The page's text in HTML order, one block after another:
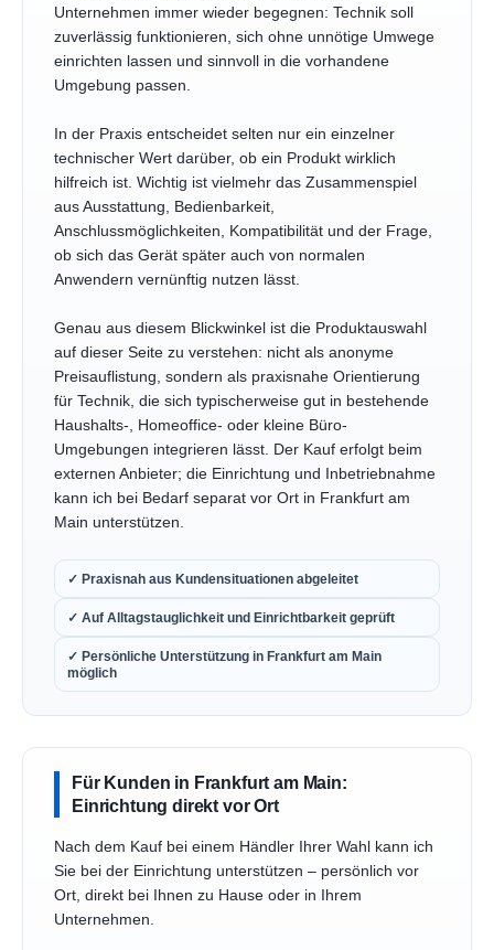
Unternehmen immer wieder begegnen: Technik soll
zuverlässig funktionieren, sich ohne unnötige Umwege
einrichten lassen und sinnvoll in die vorhandene
Umgebung passen.
In der Praxis entscheidet selten nur ein einzelner
technischer Wert darüber, ob ein Produkt wirklich
hilfreich ist. Wichtig ist vielmehr das Zusammenspiel
aus Ausstattung, Bedienbarkeit,
Anschlussmöglichkeiten, Kompatibilität und der Frage,
ob sich das Gerät später auch von normalen
Anwendern vernünftig nutzen lässt.
Genau aus diesem Blickwinkel ist die Produktauswahl
auf dieser Seite zu verstehen: nicht als anonyme
Preisauflistung, sondern als praxisnahe Orientierung
für Technik, die sich typischerweise gut in bestehende
Haushalts-, Homeoffice- oder kleine Büro-
Umgebungen integrieren lässt. Der Kauf erfolgt beim
externen Anbieter; die Einrichtung und Inbetriebnahme
kann ich bei Bedarf separat vor Ort in Frankfurt am
Main unterstützen.
✓ Praxisnah aus Kundensituationen abgeleitet
✓ Auf Alltagstauglichkeit und Einrichtbarkeit geprüft
✓ Persönliche Unterstützung in Frankfurt am Main
möglich
Für Kunden in Frankfurt am Main:
Einrichtung direkt vor Ort
Nach dem Kauf bei einem Händler Ihrer Wahl kann ich
Sie bei der Einrichtung unterstützen – persönlich vor
Ort, direkt bei Ihnen zu Hause oder in Ihrem
Unternehmen.